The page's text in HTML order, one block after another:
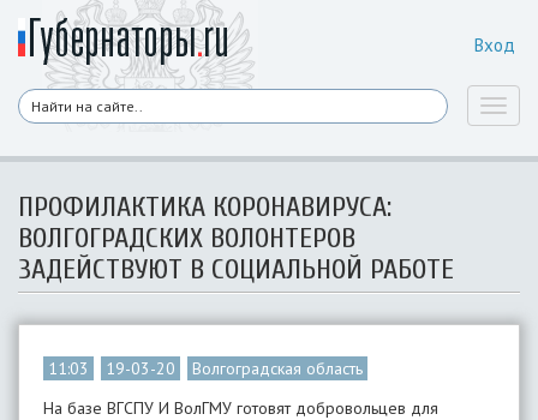
Вход
ПРОФИЛАКТИКА КОРОНАВИРУСА:
ВОЛГОГРАДСКИХ ВОЛОНТЕРОВ
ЗАДЕЙСТВУЮТ В СОЦИАЛЬНОЙ РАБОТЕ
11:03 19-03-20
Волгоградская область
На базе ВГСПУ И ВолГМУ готовят добровольцев для